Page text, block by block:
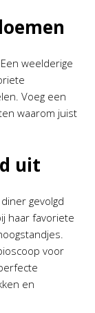
weelderige
Voeg een
waarom juist
uit
gevolgd
haar favoriete
voor
en